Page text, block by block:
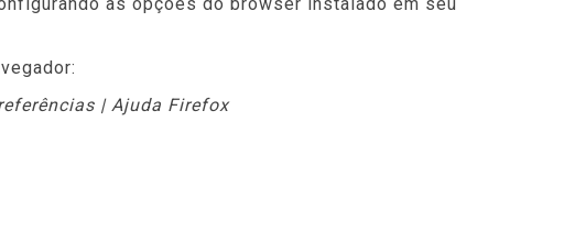
as opções do browser instalado em seu
| Ajuda Firefox